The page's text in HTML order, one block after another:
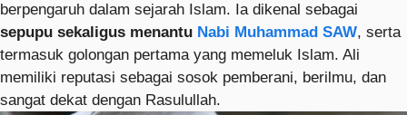
berpengaruh dalam sejarah Islam. Ia dikenal sebagai
sepupu sekaligus menantu Nabi Muhammad SAW, serta
termasuk golongan pertama yang memeluk Islam. Ali
memiliki reputasi sebagai sosok pemberani, berilmu, dan
sangat dekat dengan Rasulullah.